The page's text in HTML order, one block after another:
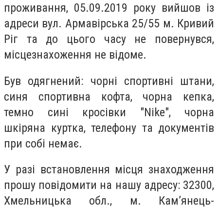
проживання, 05.09.2019 року вийшов із
адреси вул. Армавірська 25/55 м. Кривий
Ріг та до цього часу не повернувся,
місцезнахоження не відоме.
Був одягнений: чорні спортивні штани,
синя спортивна кофта, чорна кепка,
темно сині кросівки "Nike", чорна
шкіряна куртка, телефону та документів
при собі немає.
У разі встановлення місця знаходження
прошу повідомити на нашу адресу: 32300,
Хмельницька обл., м. Кам’янець-